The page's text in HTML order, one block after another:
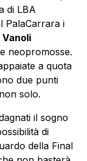
di LBA
PalaCarrara i
Vanoli
neopromosse.
a quota
due punti
solo.
il sogno
di
della Final